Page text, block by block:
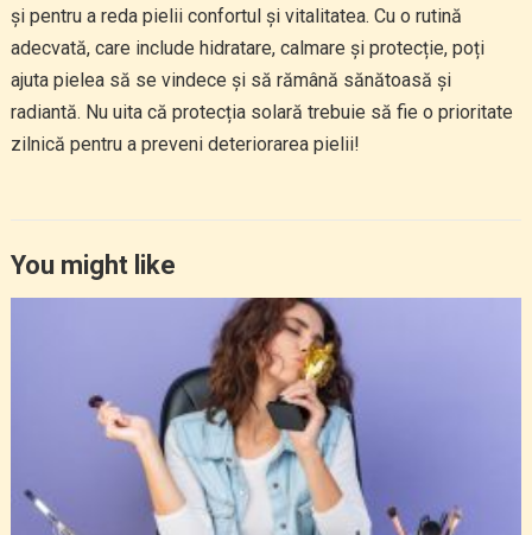
și pentru a reda pielii confortul și vitalitatea. Cu o rutină
adecvată, care include hidratare, calmare și protecție, poți
ajuta pielea să se vindece și să rămână sănătoasă și
radiantă. Nu uita că protecția solară trebuie să fie o prioritate
zilnică pentru a preveni deteriorarea pielii!
You might like